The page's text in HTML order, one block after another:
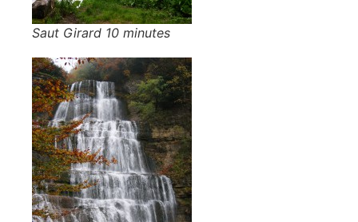
Saut Girard 10 minutes